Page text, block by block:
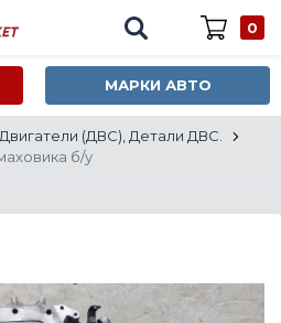
0
МАРКИ АВТО
Двигатели (ДВС), Детали ДВС.
б/у